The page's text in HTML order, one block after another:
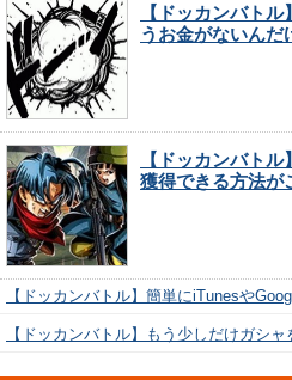
【ドッカンバト
うお金がないん
【ドッカンバト
獲得できる方法が
【ドッカンバトル】簡単にiTunesや
【ドッカンバトル】もう少しだけガシ